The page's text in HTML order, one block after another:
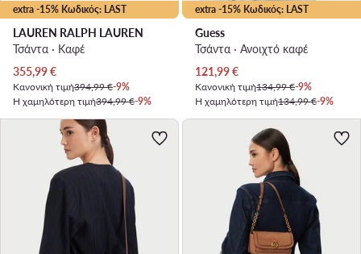
extra -15% Κωδικός: LAST
LAUREN RALPH LAUREN
Τσάντα · Καφέ
Τρέχουσα τιμή
355,99€
Κανονική τιμή394,99 €-9%
Η χαμηλότερη τιμή394,99 €-9%
extra -15% Κωδικός: LAST
Guess
Τσάντα · Ανοιχτό καφέ
Τρέχουσα τιμή
121,99€
Κανονική τιμή134,99 €-9%
Η χαμηλότερη τιμή134,99 €-9%